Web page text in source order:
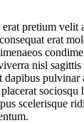
pretium velit
erat
nisl
pulvinar
sociosqu
scelerisque